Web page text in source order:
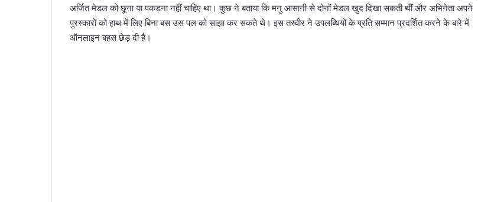
अर्जित मेडल को छूना या पकड़ना नहीं चाहिए था। कुछ ने बताया कि मनु आसानी से दोनों मेडल खुद दिखा सकती थीं और अभिनेता अपने
पुरस्कारों को हाथ में लिए बिना बस उस पल को साझा कर सकते थे। इस तस्वीर ने उपलब्धियों के प्रति सम्मान प्रदर्शित करने के बारे में
ऑनलाइन बहस छेड़ दी है।